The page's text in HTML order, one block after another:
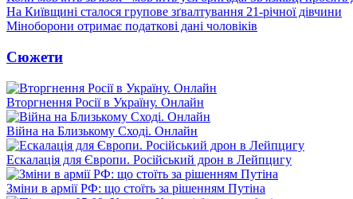
На Київщині сталося групове зґвалтування 21-річної дівчини
Міноборони отримає податкові дані чоловіків
Сюжети
Вторгнення Росії в Україну. Онлайн
Війна на Близькому Сході. Онлайн
Ескалація для Європи. Російський дрон в Лейпцигу
Зміни в армії РФ: що стоїть за рішенням Путіна